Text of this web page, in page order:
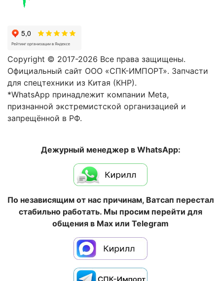
Copyright © 2017-2026 Все права защищены.
Официальный сайт ООО «СПК-ИМПОРТ». Запчасти
для спецтехники из Китая (КНР).
*WhatsApp принадлежит компании Meta,
признанной экстремистской организацией и
запрещённой в РФ.
Дежурный менеджер в WhatsApp:
По независящим от нас причинам, Ватсап перестал
стабильно работать. Мы просим перейти для
общения в Max или Telegram